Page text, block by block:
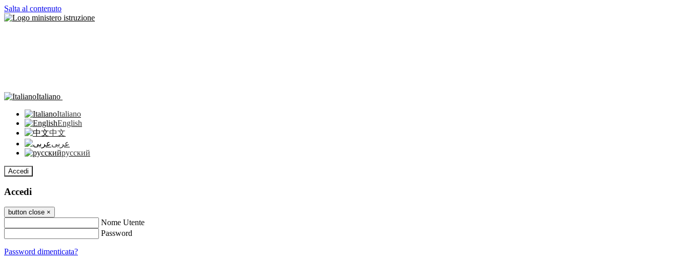
Salta al contenuto
Italiano
Italiano
English
中文
عربى
русский
Accedi
Accedi
button close ×
Nome Utente
Password
Password dimenticata?